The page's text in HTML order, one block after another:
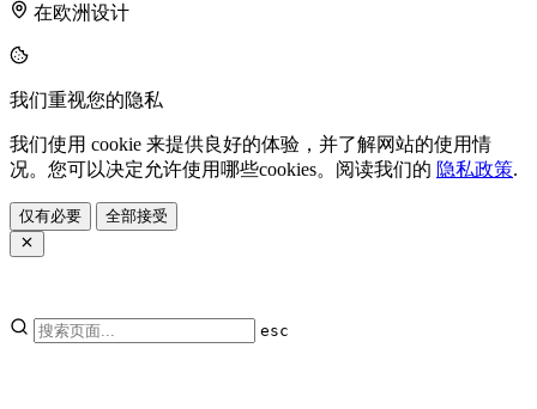
在欧洲设计
我们重视您的隐私
我们使用 cookie 来提供良好的体验，并了解网站的使用情
况。您可以决定允许使用哪些cookies。阅读我们的 隐私政策.
仅有必要 全部接受
esc